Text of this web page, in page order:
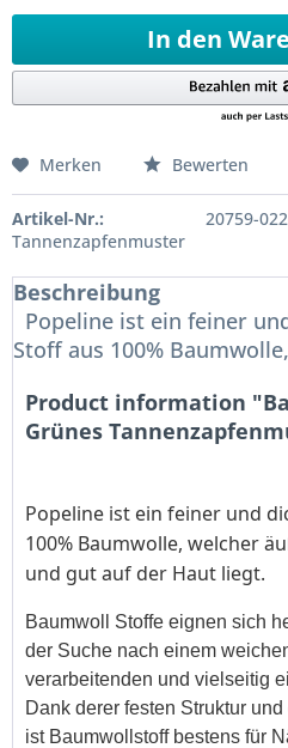
In den
Merken Bewerten
Artikel-Nr.:
20759-
Tannenzapfenmuster
Beschreibung
Popeline ist ein feiner
Stoff aus 100%
Product information
Grünes
Popeline ist ein feiner und
100% Baumwolle, welcher
und gut auf der Haut liegt.
Baumwoll Stoffe eignen sich
der Suche nach einem
verarbeitenden und vielseitig
Dank derer festen Struktur
ist Baumwollstoff bestens für